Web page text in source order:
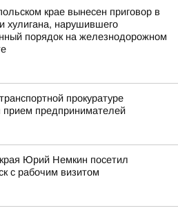
крае вынесен приговор в
хулигана, нарушившего
порядок на железнодорожном
прокуратуре
прием предпринимателей
Юрий Немкин посетил
с рабочим визитом